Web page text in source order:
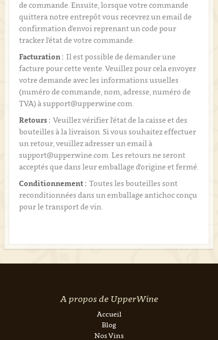
de commande. Ensuite, lorsque votre commande
quittera notre entrepôt vous recevrez un email de
confirmation d’envoi reprenant un code pour
tracker l’état de votre commande.
Facturation : Il est possible de demander une
facture pour cette vente. Veuillez pour cela envoyer
votre demande avec les informations usuelles
(numéro de commande, nom, adresse, numéro de
TVA) à support@upperwine.com.
Retours : Veuillez vérifier l'état de la caisse et des
bouteilles à la livraison. Si vous souhaitez effectuer
un retour, veuillez adresser un email à
support@upperwine.com. Les retours ne seront
acceptés que dans leur emballage d'origine et fermé.
Conditionnement : Toutes les bouteilles sont
reconditionnées dans un emballage antichoc conçu
pour le transport de vin.
A propos de UpperWine
Accueil
Blog
Nos Vins